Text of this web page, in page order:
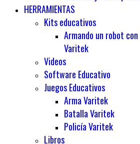
HERRAMIENTAS
Kits educativos
Armando un robot
Varitek
Videos
Software Educativo
Juegos Educativos
Arma Varitek
Batalla Varitek
Policía Varitek
Libros